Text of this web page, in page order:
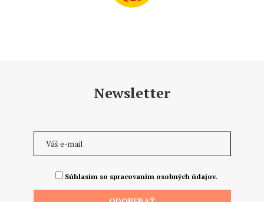
Newsletter
Súhlasím so spracovaním osobných údajov.